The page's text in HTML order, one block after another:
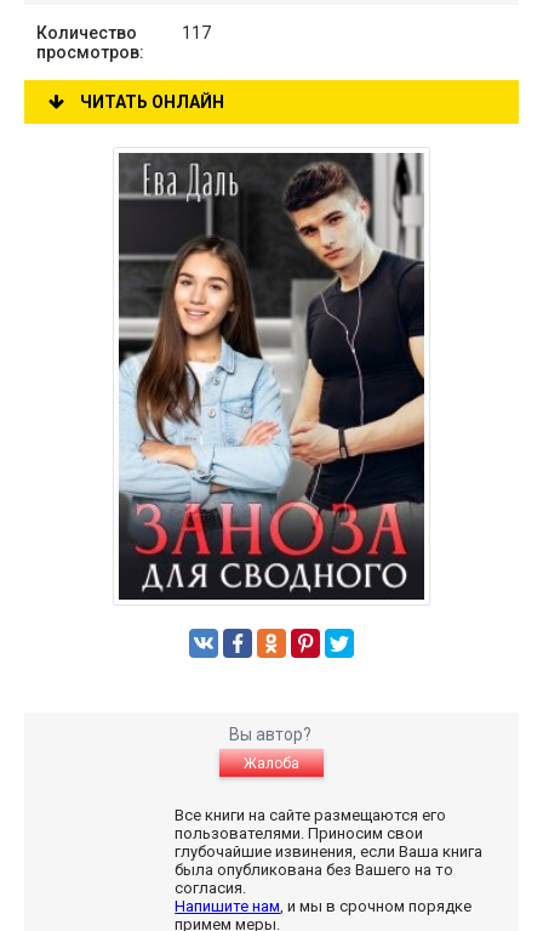
Количество
просмотров:
117
ЧИТАТЬ ОНЛАЙН
Вы автор?
Жалоба
Все книги на сайте размещаются его
пользователями. Приносим свои
глубочайшие извинения, если Ваша книга
была опубликована без Вашего на то
согласия.
Напишите нам , и мы в срочном порядке
примем меры.